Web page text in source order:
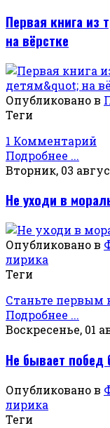
Первая книга из
на вёрстке
Опубликовано в
Теги
1 Комментарий
Подробнее ...
Вторник, 03
Не уходи в
Опубликовано в
лирика
Теги
Станьте первым
Подробнее ...
Воскресенье, 01
Не бывает побед
Опубликовано в
лирика
Теги